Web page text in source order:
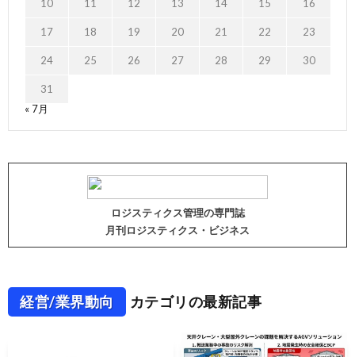
10 11 12 13 14 15 16
17 18 19 20 21 22 23
24 25 26 27 28 29 30
31
« 7月
ロジスティクス管理の専門誌
月刊ロジスティクス・ビジネス
経営/業界動向 カテゴリの最新記事